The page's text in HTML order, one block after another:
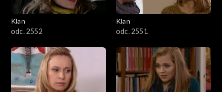
Klan
odc. 2552
Klan
odc. 2551